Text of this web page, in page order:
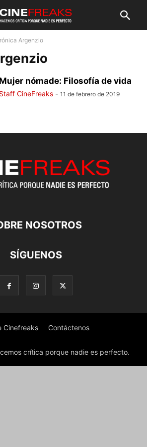
Argenzio
Mujer nómade: Filosofía de vida
Staff CineFreaks - 11 de febrero de 2019
NOSOTROS
SÍGUENOS
Cinefreaks Contáctenos
crítica porque nadie es perfecto.